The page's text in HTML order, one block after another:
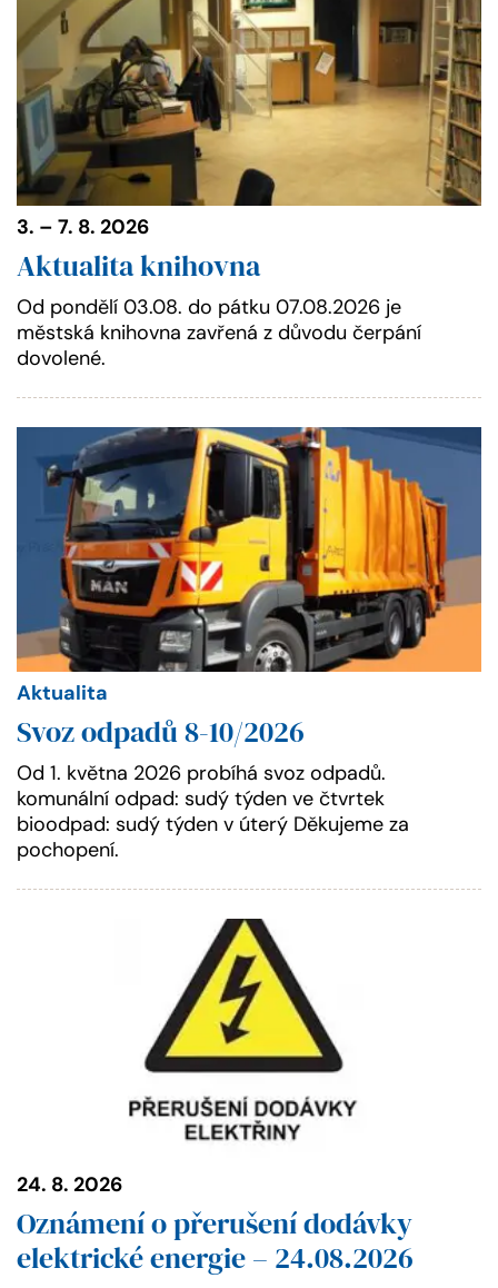
3. – 7. 8. 2026
Aktualita knihovna
Od pondělí 03.08. do pátku 07.08.2026 je
městská knihovna zavřená z důvodu čerpání
dovolené.
Aktualita
Svoz odpadů 8-10/2026
Od 1. května 2026 probíhá svoz odpadů.
komunální odpad: sudý týden ve čtvrtek
bioodpad: sudý týden v úterý Děkujeme za
pochopení.
24. 8. 2026
Oznámení o přerušení dodávky
elektrické energie – 24.08.2026